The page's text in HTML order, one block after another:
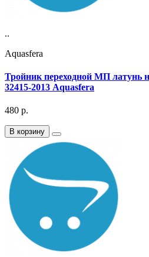
..
Aquasfera
Тройник переходной МП латунь
32415-2013 Aquasfera
480 р.
В корзину